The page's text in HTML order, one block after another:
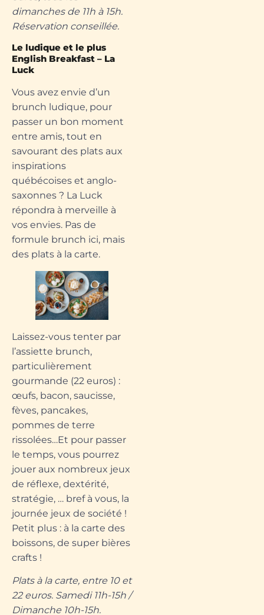
dimanches de 11h à 15h.
Réservation conseillée.
Le ludique et le plus
English Breakfast – La
Luck
Vous avez envie d’un
brunch ludique, pour
passer un bon moment
entre amis, tout en
savourant des plats aux
inspirations
québécoises et anglo-
saxonnes ? La Luck
répondra à merveille à
vos envies. Pas de
formule brunch ici, mais
des plats à la carte.
Laissez-vous tenter par
l’assiette brunch,
particulièrement
gourmande (22 euros) :
œufs, bacon, saucisse,
fèves, pancakes,
pommes de terre
rissolées…Et pour passer
le temps, vous pourrez
jouer aux nombreux jeux
de réflexe, dextérité,
stratégie, … bref à vous, la
journée jeux de société !
Petit plus : à la carte des
boissons, de super bières
crafts !
Plats à la carte, entre 10 et
22 euros. Samedi 11h-15h /
Dimanche 10h-15h.